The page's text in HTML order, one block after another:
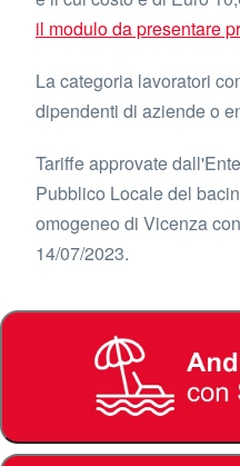
il modulo da presentare
La categoria lavoratori
dipendenti di aziende o
Tariffe approvate
Pubblico Locale del
omogeneo di Vicenza
14/07/2023.